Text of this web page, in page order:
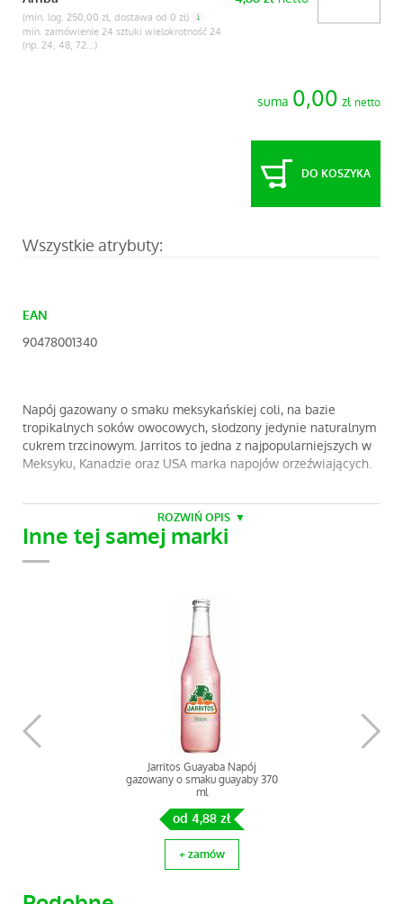
(min. log. 250,00 zł, dostawa od 0 zł)
min. zamówienie 24 sztuki wielokrotność 24
(np. 24, 48, 72...)
suma 0,00 złnetto
DO KOSZYKA
Wszystkie atrybuty:
EAN
90478001340
Napój gazowany o smaku meksykańskiej coli, na bazie
tropikalnych soków owocowych, słodzony jedynie naturalnym
cukrem trzcinowym. Jarritos to jedna z najpopularniejszych w
Meksyku, Kanadzie oraz USA marka napojów orzeźwiających.
ROZWIŃ OPIS
Inne tej samej marki
Jarritos Guayaba Napój
gazowany o smaku guayaby 370
ml
od 4,88 zł
+ zamów